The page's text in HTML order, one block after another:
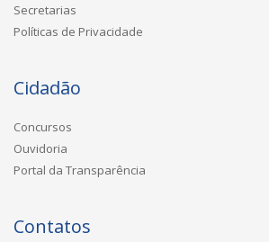
Secretarias
Políticas de Privacidade
Cidadão
Concursos
Ouvidoria
Portal da Transparência
Contatos